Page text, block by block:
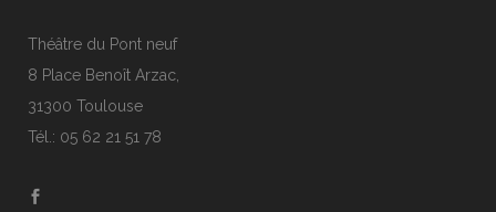
Théâtre du Pont neuf
8 Place Benoît Arzac,
31300 Toulouse
Tél.: 05 62 21 51 78